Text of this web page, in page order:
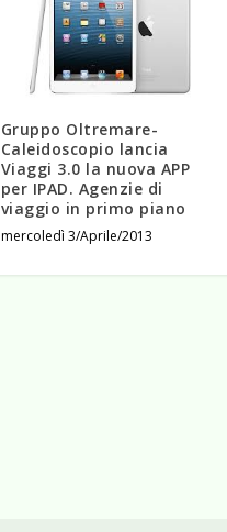
Gruppo Oltremare-
Caleidoscopio lancia
Viaggi 3.0 la nuova APP
per IPAD. Agenzie di
viaggio in primo piano
mercoledì 3/Aprile/2013